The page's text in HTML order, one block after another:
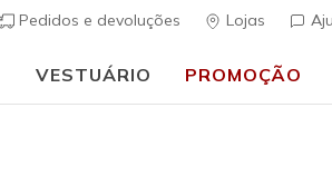
Pedidos e devoluções Lojas
VESTUÁRIO PROMOÇÃO